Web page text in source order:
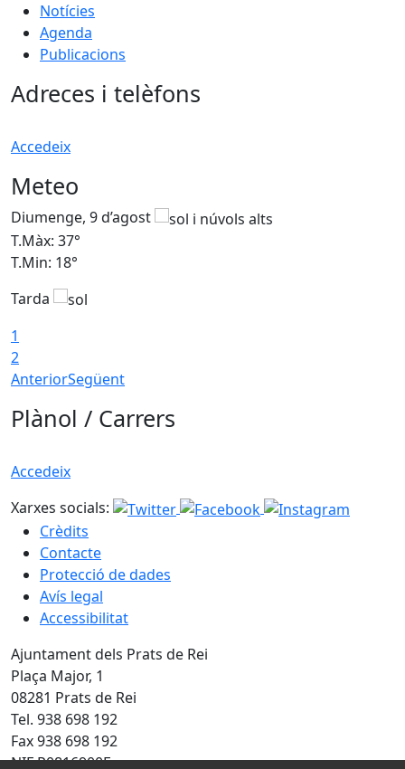
Notícies
Agenda
Publicacions
Adreces i telèfons
Accedeix
Meteo
Diumenge, 9 d’agost
T.Màx: 37°
T.Min: 18°
Tarda
1
2
AnteriorSegüent
Plànol / Carrers
Accedeix
Xarxes socials:
Crèdits
Contacte
Protecció de dades
Avís legal
Accessibilitat
Ajuntament dels Prats de Rei
Plaça Major, 1
08281 Prats de Rei
Tel. 938 698 192
Fax 938 698 192
NIF P0816900E